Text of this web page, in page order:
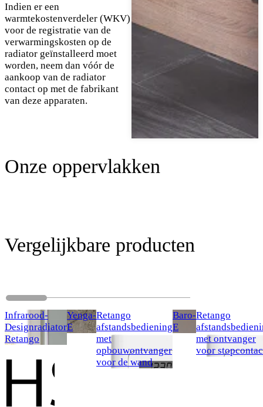
Indien er een
warmtekostenverdeler (WKV)
voor de registratie van de
verwarmingskosten op de
radiator geïnstalleerd moet
worden, neem dan vóór de
aankoop van de radiator
contact op met de fabrikant
van deze apparaten.
Onze oppervlakken
Vergelijkbare producten
Infrarood-
Designradiator
Retango
Yenga-
E
Retango
afstandsbediening
met
opbouwontvanger
voor de wand
Baro-
E
Retango
met ontvanger
voor